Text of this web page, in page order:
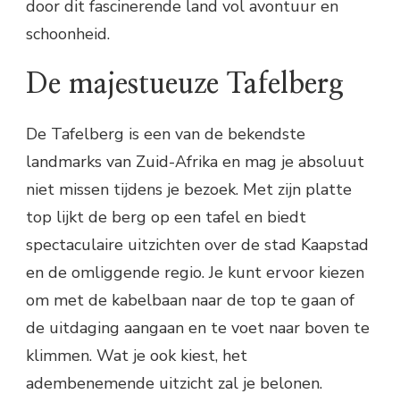
door dit fascinerende land vol avontuur en
schoonheid.
De majestueuze Tafelberg
De Tafelberg is een van de bekendste
landmarks van Zuid-Afrika en mag je absoluut
niet missen tijdens je bezoek. Met zijn platte
top lijkt de berg op een tafel en biedt
spectaculaire uitzichten over de stad Kaapstad
en de omliggende regio. Je kunt ervoor kiezen
om met de kabelbaan naar de top te gaan of
de uitdaging aangaan en te voet naar boven te
klimmen. Wat je ook kiest, het
adembenemende uitzicht zal je belonen.